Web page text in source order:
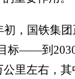
初，国铁集
标——到
里左右，